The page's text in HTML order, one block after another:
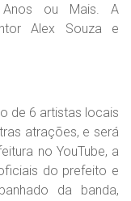
ou Mais. A
Alex Souza e
de 6 artistas locais
atrações, e será
no YouTube, a
do prefeito e
da banda,